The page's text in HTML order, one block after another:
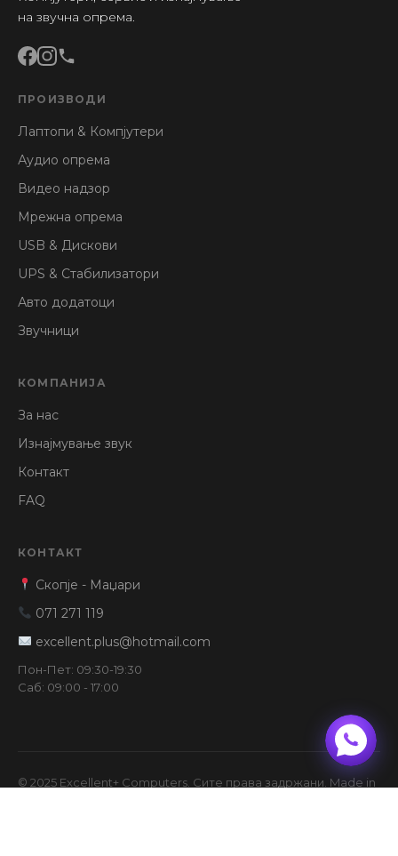
на звучна опрема.
ПРОИЗВОДИ
Лаптопи & Компјутери
Аудио опрема
Видео надзор
Мрежна опрема
USB & Дискови
UPS & Стабилизатори
Авто додатоци
Звучници
КОМПАНИЈА
За нас
Изнајмување звук
Контакт
FAQ
КОНТАКТ
Скопје - Маџари
071 271 119
excellent.plus@hotmail.com
Пон-Пет: 09:30-19:30
Саб: 09:00 - 17:00
© 2025 Excellent+ Computers. Сите права задржани. Made in